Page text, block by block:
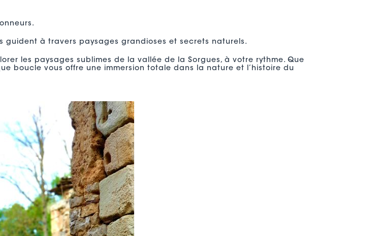
guident à travers paysages grandioses et secrets naturels.
les paysages sublimes de la vallée de la Sorgues, à votre rythme. Que
boucle vous offre une immersion totale dans la nature et l’histoire du